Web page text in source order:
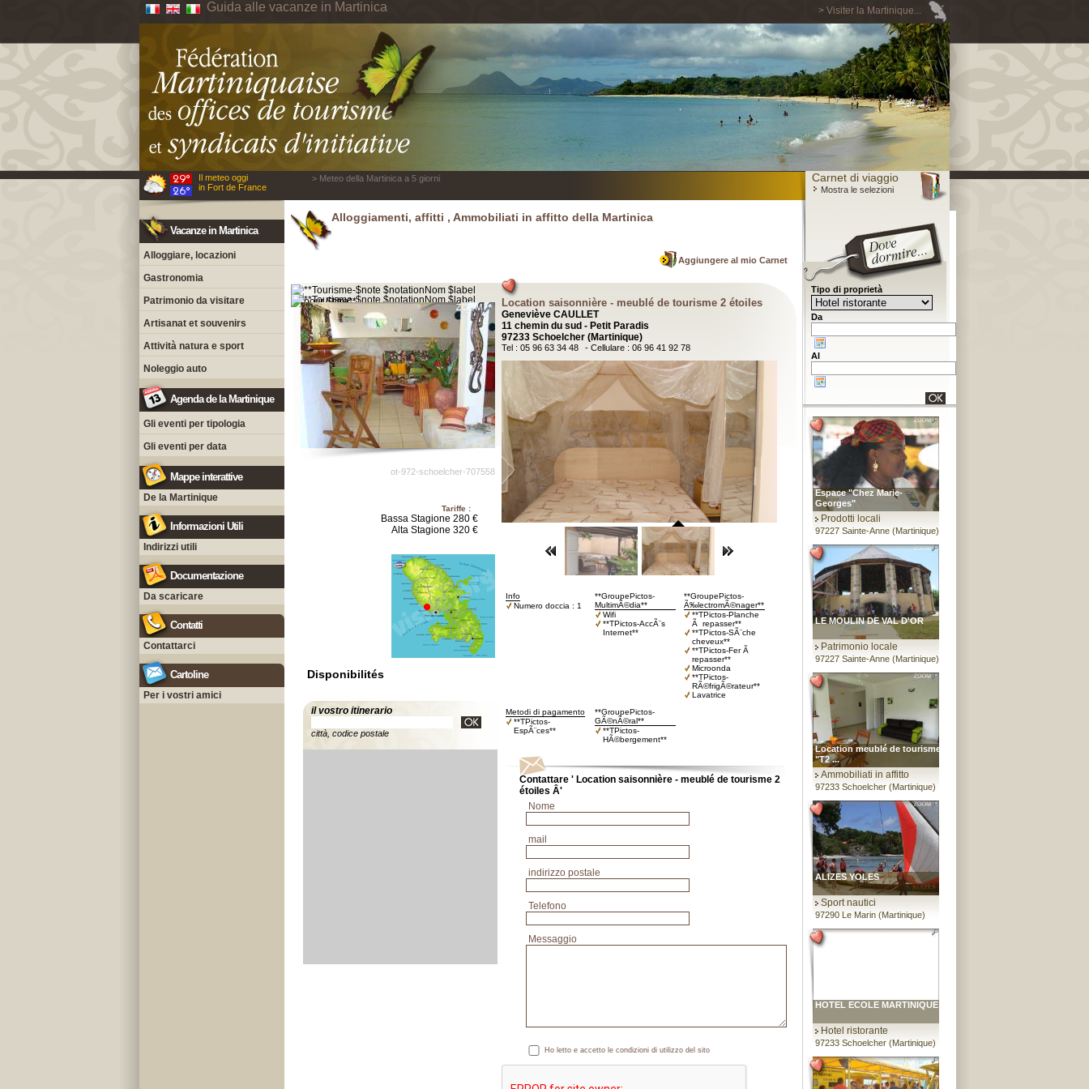
> Visiter la Martinique...
Guida alle vacanze in Martinica
Il meteo oggi
in Fort de France
> Meteo della Martinica a 5 giorni Carnet di viaggio
Mostra le selezioni
Vacanze in Martinica
Alloggiare, locazioni
Gastronomia
Patrimonio da visitare
Artisanat et souvenirs
Attività natura e sport
Noleggio auto
Agenda de la Martinique
Gli eventi per tipologia
Gli eventi per data
Mappe interattive
De la Martinique
Informazioni Utili
Indirizzi utili
Documentazione
Da scaricare
Contatti
Contattarci
Cartoline
Per i vostri amici
Alloggiamenti, affitti , Ammobiliati in affitto della Martinica
Aggiungere al mio Carnet
ot-972-schoelcher-707558
Tariffe :
Bassa Stagione 280 €
Alta Stagione 320 €
Disponibilités
il vostro itinerario
città, codice postale
Location saisonnière - meublé de tourisme 2 étoiles
Geneviève CAULLET
11 chemin du sud - Petit Paradis
97233 Schoelcher (Martinique)
Tel : 05 96 63 34 48 - Cellulare : 06 96 41 92 78
Info
Numero doccia : 1
**GroupePictos-
MultimÃ©dia**
Wifi
**TPictos-AccÃ¨s
Internet**
**GroupePictos-
Ã‰lectromÃ©nager**
**TPictos-Planche
Ã repasser**
**TPictos-SÃ¨che
cheveux**
**TPictos-Fer Ã
repasser**
Microonda
**TPictos-
RÃ©frigÃ©rateur**
Lavatrice
Metodi di pagamento
**TPictos-
EspÃ¨ces**
**GroupePictos-
GÃ©nÃ©ral**
**TPictos-
HÃ©bergement**
Contattare ' Location saisonnière - meublé de tourisme 2
étoiles Â'
Nome
mail
indirizzo postale
Telefono
Messaggio
Ho letto e accetto le condizioni di utilizzo del sito
Tipo di proprietà
Da
Al
Espace "Chez Marie-
Georges"
Prodotti locali
97227 Sainte-Anne (Martinique)
LE MOULIN DE VAL D'OR
Patrimonio locale
97227 Sainte-Anne (Martinique)
Location meublé de tourisme
"T2 ...
Ammobiliati in affitto
97233 Schoelcher (Martinique)
ALIZES YOLES
Sport nautici
97290 Le Marin (Martinique)
HOTEL ECOLE MARTINIQUE
Hotel ristorante
97233 Schoelcher (Martinique)